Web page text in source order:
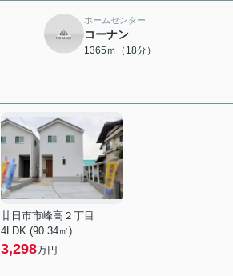
ホームセンター
コーナン
1365ｍ（18分）
廿日市市峰高２丁目
4LDK (90.34㎡)
3,298万円